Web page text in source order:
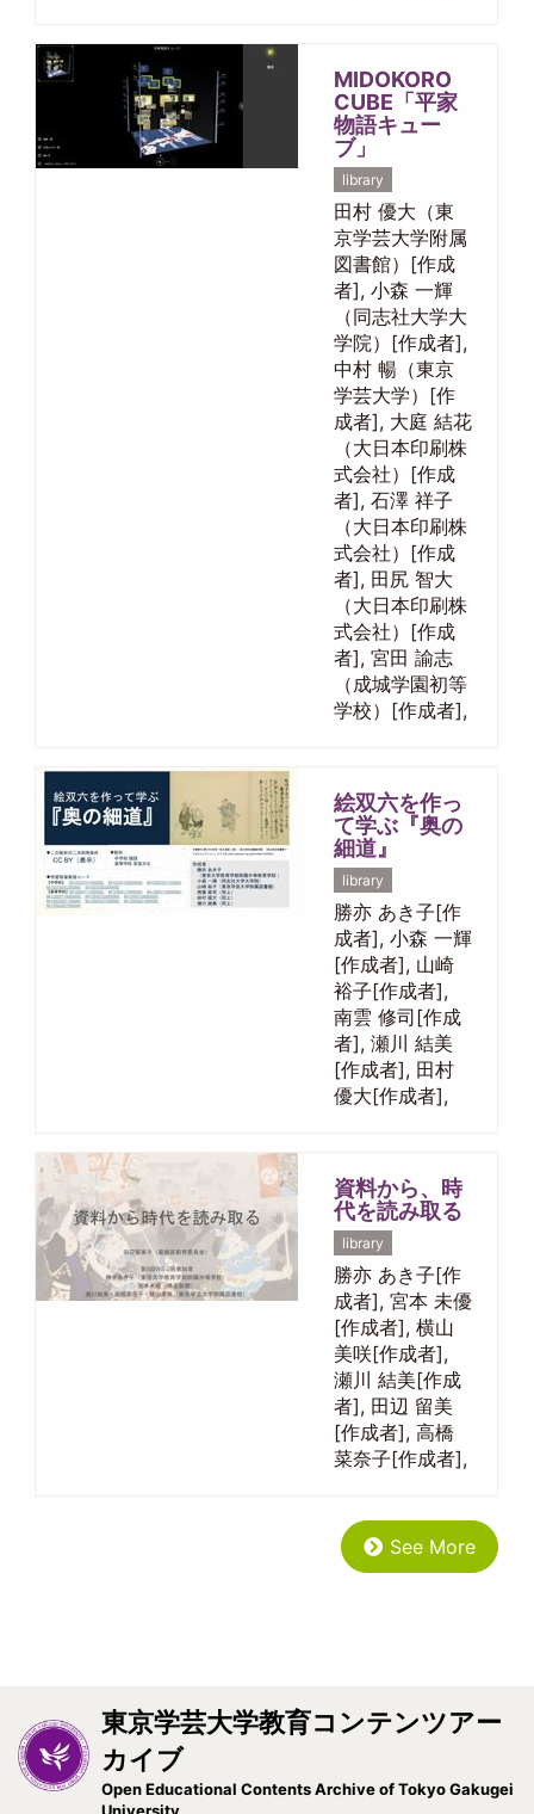
MIDOKORO
CUBE「平家
物語キュー
ブ」
library
田村 優大（東
京学芸大学附属
図書館）[作成
者], 小森 一輝
（同志社大学大
学院）[作成者],
中村 暢（東京
学芸大学）[作
成者], 大庭 結花
（大日本印刷株
式会社）[作成
者], 石澤 祥子
（大日本印刷株
式会社）[作成
者], 田尻 智大
（大日本印刷株
式会社）[作成
者], 宮田 諭志
（成城学園初等
学校）[作成者],
絵双六を作っ
て学ぶ『奥の
細道』
library
勝亦 あき子[作
成者], 小森 一輝
[作成者], 山崎
裕子[作成者],
南雲 修司[作成
者], 瀬川 結美
[作成者], 田村
優大[作成者],
資料から、時
代を読み取る
library
勝亦 あき子[作
成者], 宮本 未優
[作成者], 横山
美咲[作成者],
瀬川 結美[作成
者], 田辺 留美
[作成者], 高橋
菜奈子[作成者],
See More
東京学芸大学教育コンテンツアー
カイブ
Open Educational Contents Archive of Tokyo Gakugei